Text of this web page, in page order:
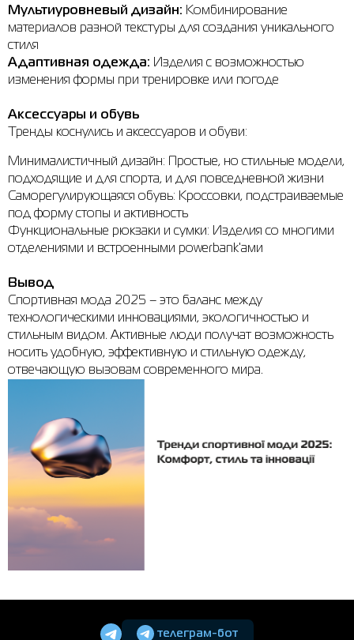
Мультиуровневый дизайн: Комбинирование
материалов разной текстуры для создания уникального
стиля
Адаптивная одежда: Изделия с возможностью
изменения формы при тренировке или погоде
Аксессуары и обувь
Тренды коснулись и аксессуаров и обуви:
Минималистичный дизайн: Простые, но стильные модели,
подходящие и для спорта, и для повседневной жизни
Саморегулирующаяся обувь: Кроссовки, подстраиваемые
под форму стопы и активность
Функциональные рюкзаки и сумки: Изделия со многими
отделениями и встроенными powerbank'ами
Вывод
Спортивная мода 2025 – это баланс между
технологическими инновациями, экологичностью и
стильным видом. Активные люди получат возможность
носить удобную, эффективную и стильную одежду,
отвечающую вызовам современного мира.
телеграм-бот